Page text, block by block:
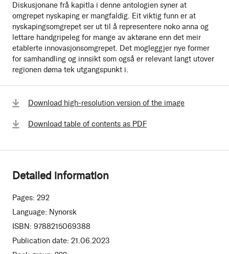
Diskusjonane frå kapitla i denne antologien syner at
omgrepet nyskaping er mangfaldig. Eit viktig funn er at
nyskapingsomgrepet ser ut til å representere noko anna og
lettare handgripeleg for mange av aktørane enn det meir
etablerte innovasjonsomgrepet. Det mogleggjer nye former
for samhandling og innsikt som også er relevant langt utover
regionen døma tek utgangspunkt i.
Download high-resolution version of the image
Download table of contents as PDF
Detailed information
Pages: 292
Language: Nynorsk
ISBN: 9788215069388
Publication date: 21.06.2023